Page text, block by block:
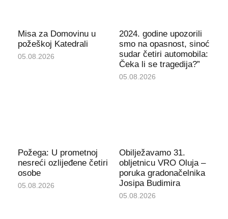
Misa za Domovinu u
požeškoj Katedrali
05.08.2026
2024. godine upozorili
smo na opasnost, sinoć
sudar četiri automobila:
Čeka li se tragedija?”
05.08.2026
Požega: U prometnoj
nesreći ozlijeđene četiri
osobe
05.08.2026
Obilježavamo 31.
obljetnicu VRO Oluja –
poruka gradonačelnika
Josipa Budimira
05.08.2026